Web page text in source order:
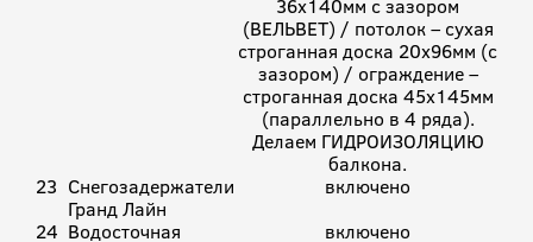
36х140мм с зазором
(ВЕЛЬВЕТ) / потолок – сухая
строганная доска 20х96мм (с
зазором) / ограждение –
строганная доска 45х145мм
(параллельно в 4 ряда).
Делаем ГИДРОИЗОЛЯЦИЮ
балкона.
23 Снегозадержатели
Гранд Лайн
включено
24 Водосточная
включено